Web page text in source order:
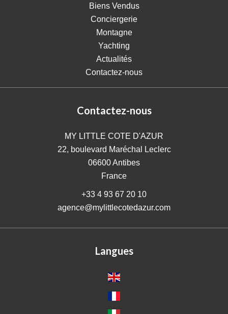
Biens Vendus
Conciergerie
Montagne
Yachting
Actualités
Contactez-nous
Contactez-nous
MY LITTLE COTE D'AZUR
22, boulevard Maréchal Leclerc
06600Antibes
France
+33 4 93 67 20 10
agence@mylittlecotedazur.com
Langues